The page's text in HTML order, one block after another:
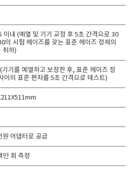
내 (예열 및 기기 교정 후 5초 간격으로 30
의 시험 헤이즈를 갖는 표준 헤이즈 정제의
취하)
기를 예열하고 보정한 후, 표준 헤이즈 정
이의 표준 편차를 5초 간격으로 테스트)
원 어댑터로 공급
만 회 측정